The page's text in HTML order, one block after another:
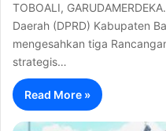
TOBOALI,
Daerah (DPRD) Kabupaten
mengesahkan tiga
strategis…
Read More »